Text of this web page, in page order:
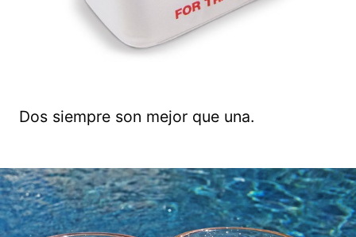
Dos siempre son mejor que una.